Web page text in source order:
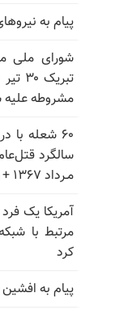
پیام به نیروهای
شورای ملی
مشروطه
۶۰ شعله
مـرداد ۱۳۶۷ + ویدئو
آمریکا یک
مرتبط با
کرد
پیام به افشین ۷۸۰ تهران